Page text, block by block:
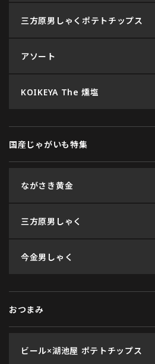
三方原男しゃくポテトチップス
アソート
KOIKEYA The 燻塩
国産じゃがいも特集
ながさき黄金
三方原男しゃく
今金男しゃく
おつまみ
ビール×湖池屋 ポテトチップス